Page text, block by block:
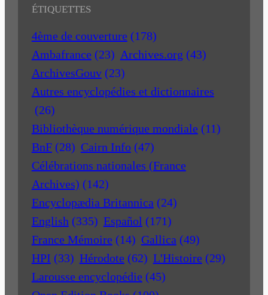
ÉTIQUETTES
4ème de couverture (178)
Ambafrance (23) Archives.org (43)
ArchivesGouv (23)
Autres encyclopédies et dictionnaires
(26)
Bibliothèque numérique mondiale (11)
BnF (28) Cairn Info (47)
Célébrations nationales (France
Archives) (142)
Encyclopædia Britannica (24)
English (335) Español (171)
France Mémoire (14) Gallica (49)
HPI (33) Hérodote (62) L'Histoire (29)
Larousse encyclopédie (45)